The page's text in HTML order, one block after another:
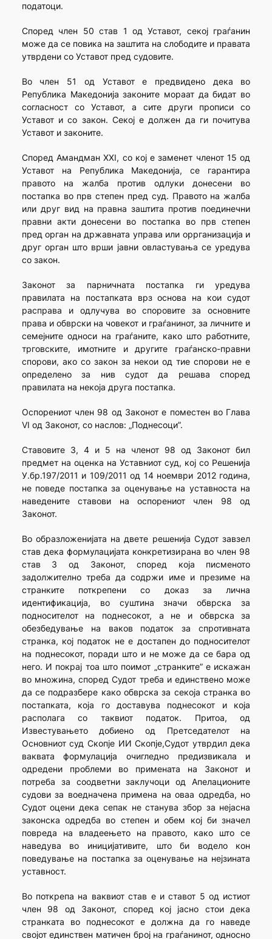
податоци.
Според член 50 став 1 од Уставот, секој граѓанин
може да се повика на заштита на слободите и правата
утврдени со Уставот пред судовите.
Во член 51 од Уставот е предвидено дека во
Република Македонија законите мораат да бидат во
согласност со Уставот, а сите други прописи со
Уставот и со закон. Секој е должен да ги почитува
Уставот и законите.
Според Амандман XXI, со кој е заменет членот 15 од
Уставот на Република Македонија, се гарантира
правото на жалба против одлуки донесени во
постапка во прв степен пред суд. Правото на жалба
или друг вид на правна заштита против поединечни
правни акти донесени во постапка во прв степен
пред орган на државната управа или оррганизација и
друг орган што врши јавни овластувања се уредува
со закон.
Законот за парничната постапка ги уредува
правилата на постапката врз основа на кои судот
расправа и одлучува во споровите за основните
права и обврски на човекот и граѓанинот, за личните и
семејните односи на граѓаните, како што работните,
трговските, имотните и другите граѓанско-правни
спорови, ако со закон за некои од тие спорови не е
определено за нив судот да решава според
правилата на некоја друга постапка.
Оспорениот член 98 од Законот е поместен во Глава
VI од Законот, со наслов: „Поднесоци”.
Ставовите 3, 4 и 5 на членот 98 од Законот бил
предмет на оценка на Уставниот суд, кој со Решенија
У.бр.197/2011 и 109/2011 од 14 ноември 2012 година,
не поведе постапка за оценување на уставноста на
наведените ставови на оспорениот член 98 од
Законот.
Во образложенијата на двете решенија Судот завзел
став дека формулацијата конкретизирана во член 98
став 3 од Законот, според која писменото
задолжително треба да содржи име и презиме на
странките поткрепени со доказ за лична
идентификација, во суштина значи обврска за
подносителот на поднесокот, а не и обврска за
обезбедување на ваков податок за спротивната
странка, кој податок не е достапен до подносителот
на поднесокот, поради што и не може да се бара од
него. И покрај тоа што поимот „странките” е искажан
во множина, според Судот треба и единствено може
да се подразбере како обврска за секоја странка во
постапката, која го доставува поднесокот и која
располага со таквиот податок. Притоа, од
Известувањето добиено од Претседателот на
Основниот суд Скопје ИИ Скопје,Судот утврдил дека
ваквата формулација очигледно предизвикала и
одредени проблеми во примената на Законот и
потреба за соодветни заклучоци од Апелационите
судови за воедначена примена на оваа одредба, но
Судот оцени дека сепак не станува збор за нејасна
законска одредба во степен и обем кој би значел
повреда на владеењето на правото, како што се
наведува во иницијативите, што би водело кон
поведување на постапка за оценување на нејзината
уставност.
Во поткрепа на ваквиот став е и ставот 5 од истиот
член 98 од Законот, според кој јасно стои дека
странката во поднесокот е должна да го наведе
својот единствен матичен број на граѓанинот, односно